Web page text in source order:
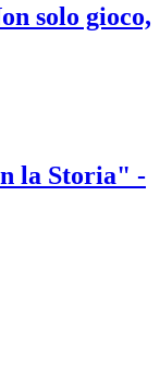
solo gioco,
la Storia" -